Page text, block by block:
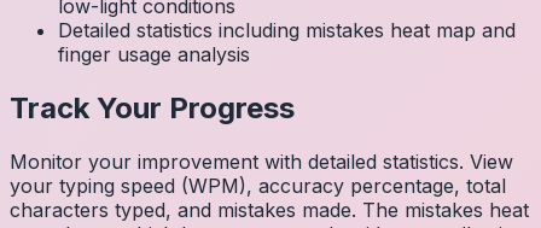
low-light conditions
Detailed statistics including mistakes heat map and
finger usage analysis
Track Your Progress
Monitor your improvement with detailed statistics. View
your typing speed (WPM), accuracy percentage, total
characters typed, and mistakes made. The mistakes heat